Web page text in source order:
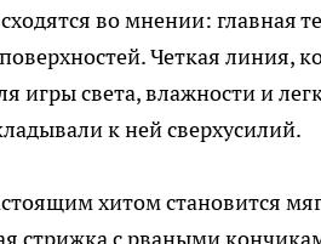
во мнении: главная
Четкая линия,
игры света, влажности и
к ней сверхусилий.
хитом становится